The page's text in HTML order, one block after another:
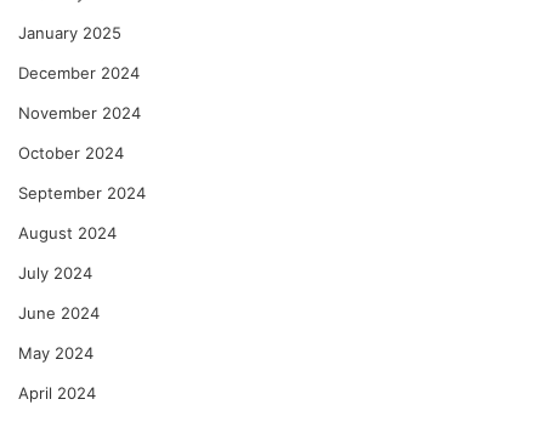
January 2025
December 2024
November 2024
October 2024
September 2024
August 2024
July 2024
June 2024
May 2024
April 2024